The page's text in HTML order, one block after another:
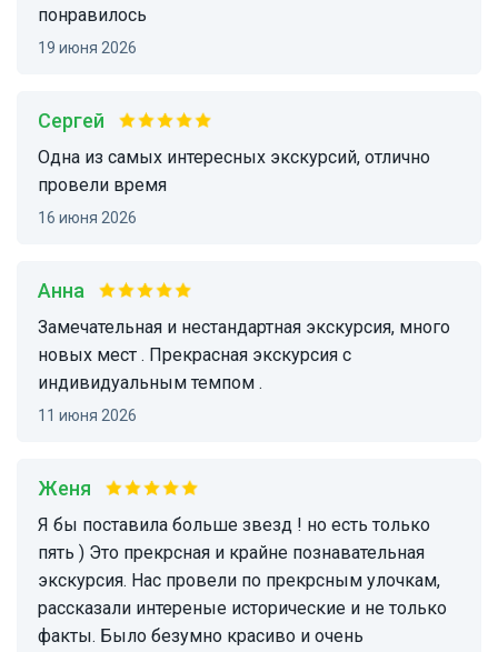
понравилось
19 июня 2026
Сергей
Одна из самых интересных экскурсий, отлично
провели время
16 июня 2026
Анна
Замечательная и нестандартная экскурсия, много
новых мест . Прекрасная экскурсия с
индивидуальным темпом .
11 июня 2026
Женя
я бы поставила больше звезд ! но есть только
пять ) Это прекрсная и крайне познавательная
экскурсия. Нас провели по прекрсным улочкам,
рассказали интереные исторические и не только
факты. Было безумно красиво и очень